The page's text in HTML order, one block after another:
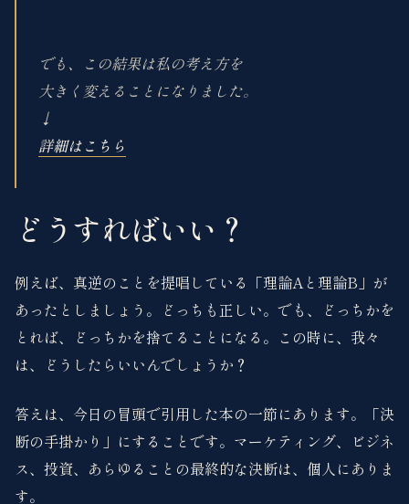
でも、この結果は私の考え方を
大きく変えることになりました。
↓
詳細はこちら
どうすればいい？
例えば、真逆のことを提唱している「理論Aと理論B」が
あったとしましょう。どっちも正しい。でも、どっちかを
とれば、どっちかを捨てることになる。この時に、我々
は、どうしたらいいんでしょうか？
答えは、今日の冒頭で引用した本の一節にあります。「決
断の手掛かり」にすることです。マーケティング、ビジネ
ス、投資、あらゆることの最終的な決断は、個人にありま
す。